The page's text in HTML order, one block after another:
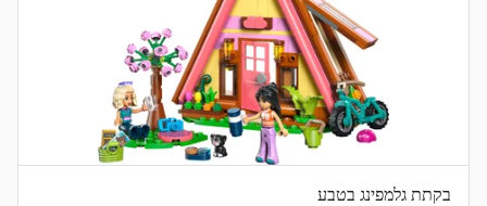
בקתת גלמפינג בטבע